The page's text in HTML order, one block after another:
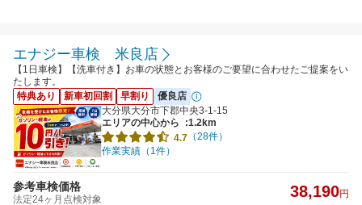
エナジー車検 米良店
【1日車検】【洗車付き】お車の状態とお客様のご要望に合わせたご提案をい
たします。
特典あり
新車初回割 早割り
優良店
大分県大分市下郡中央3-1-15
エリアの中心から
:1.2km
4.7 （28件）
作業実績（1件）
参考車検価格
法定24ヶ月点検対象 38,190円